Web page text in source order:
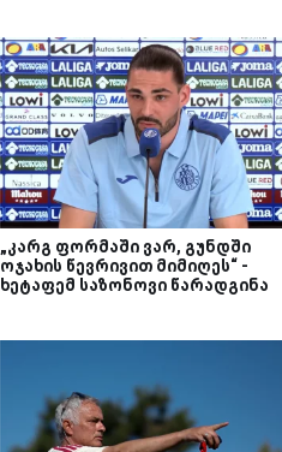
„კარგ ფორმაში ვარ, გუნდში
ოჯახის წევრივით მიმიღეს“ -
ხეტაფემ საზონოვი წარადგინა